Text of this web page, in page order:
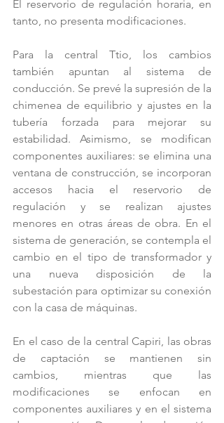
El reservorio de regulación horaria, en
tanto, no presenta modificaciones.
Para la central Ttio, los cambios
también apuntan al sistema de
conducción. Se prevé la supresión de la
chimenea de equilibrio y ajustes en la
tubería forzada para mejorar su
estabilidad. Asimismo, se modifican
componentes auxiliares: se elimina una
ventana de construcción, se incorporan
accesos hacia el reservorio de
regulación y se realizan ajustes
menores en otras áreas de obra. En el
sistema de generación, se contempla el
cambio en el tipo de transformador y
una nueva disposición de la
subestación para optimizar su conexión
con la casa de máquinas.
En el caso de la central Capiri, las obras
de captación se mantienen sin
cambios, mientras que las
modificaciones se enfocan en
componentes auxiliares y en el sistema